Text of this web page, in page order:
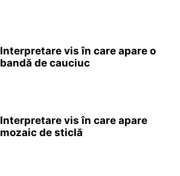
Interpretare vis în care apare o
bandă de cauciuc
Interpretare vis în care apare
mozaic de sticlă